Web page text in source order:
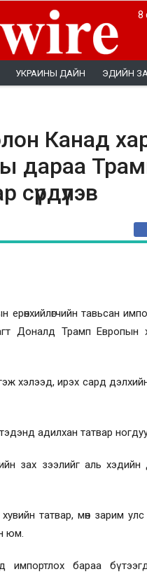
8
УКРАИНЫ ДАЙН ЭДИЙН
Канад
дараа
тавьсан
Доналд Трамп Европын
хэлээд, ирэх сард
адилхан татвар
зах зээлийг аль
татвар, мөн зарим улс
юм.
бараа